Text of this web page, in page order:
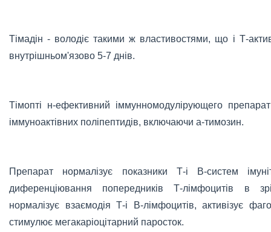
Тімадін - володіє такими ж властивостями, що і Т-
внутрішньом'язово 5-7 днів.
Тімопті н-ефективний іммунномодулірующего
іммуноактівних поліпептидів, включаючи а-тимозин.
Препарат нормалізує показники Т-і В-систем
диференціювання попередників Т-лімфоцитів в
нормалізує взаємодія Т-і В-лімфоцитів, активізує
стимулює мегакаріоцітарний паросток.